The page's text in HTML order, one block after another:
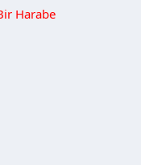
yeni güçlerini
şeyin doğasını-
kavramaya başlar.
sona toplamak
bir cilt,
fasikülünün
halini içermekte.
ise, kapak
bulunuyor. Her
Harabe